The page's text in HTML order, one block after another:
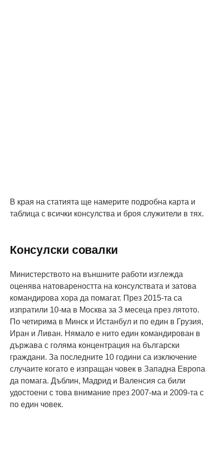
В края на статията ще намерите подробна карта и
таблица с всички консулства и броя служители в тях.
Консулски совалки
Министерството на външните работи изглежда
оценява натовареността на консулствата и затова
командирова хора да помагат. През 2015-та са
изпратили 10-ма в Москва за 3 месеца през лятото.
По четирима в Минск и Истанбул и по един в Грузия,
Иран и Ливан. Нямало е нито един командирован в
държава с голяма концентрация на български
граждани. За последните 10 години са изключение
случаите когато е изпращан човек в Западна Европа
да помага. Дъблин, Мадрид и Валенсия са били
удостоени с това внимание през 2007-ма и 2009-та с
по един човек.